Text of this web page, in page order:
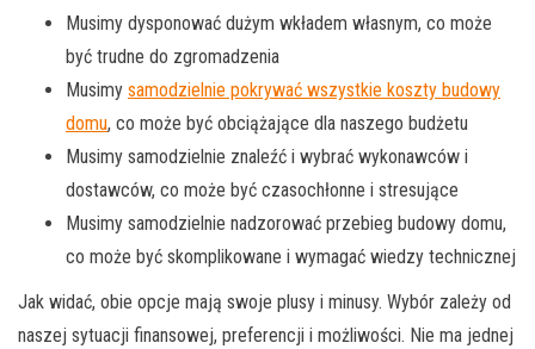
Musimy dysponować dużym wkładem własnym, co może
być trudne do zgromadzenia
Musimy samodzielnie pokrywać wszystkie koszty budowy
domu, co może być obciążające dla naszego budżetu
Musimy samodzielnie znaleźć i wybrać wykonawców i
dostawców, co może być czasochłonne i stresujące
Musimy samodzielnie nadzorować przebieg budowy domu,
co może być skomplikowane i wymagać wiedzy technicznej
Jak widać, obie opcje mają swoje plusy i minusy. Wybór zależy od
naszej sytuacji finansowej, preferencji i możliwości. Nie ma jednej